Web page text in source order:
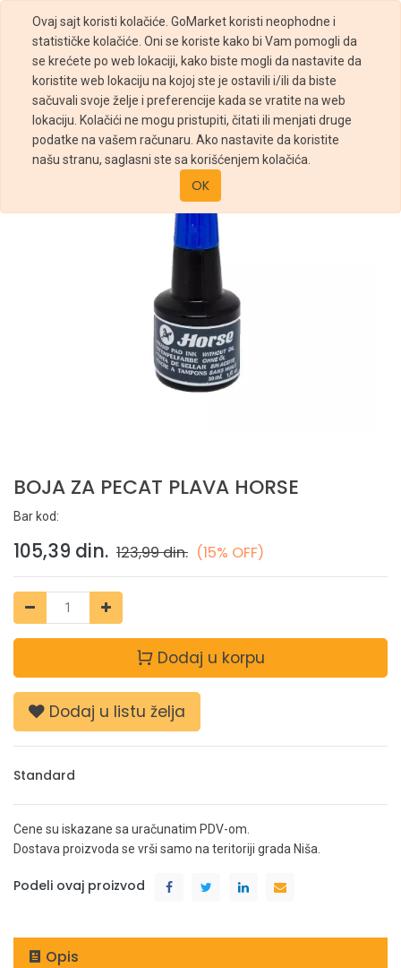
Ovaj sajt koristi kolačiće. GoMarket koristi neophodne i
statističke kolačiće. Oni se koriste kako bi Vam pomogli da
se krećete po web lokaciji, kako biste mogli da nastavite da
koristite web lokaciju na kojoj ste je ostavili i/ili da biste
sačuvali svoje želje i preferencije kada se vratite na web
lokaciju. Kolačići ne mogu pristupiti, čitati ili menjati druge
podatke na vašem računaru. Ako nastavite da koristite
našu stranu, saglasni ste sa korišćenjem kolačića.
OK
Prodavnica BOJA ZA PECAT PLAVA HORSE
BOJA ZA PECAT PLAVA HORSE
Bar kod:
105,39 din. 123,99din. (15% OFF)
Dodaj u korpu
Dodaj u listu želja
Standard
Cene su iskazane sa uračunatim PDV-om.
Dostava proizvoda se vrši samo na teritoriji grada Niša.
Podeli ovaj proizvod
Opis